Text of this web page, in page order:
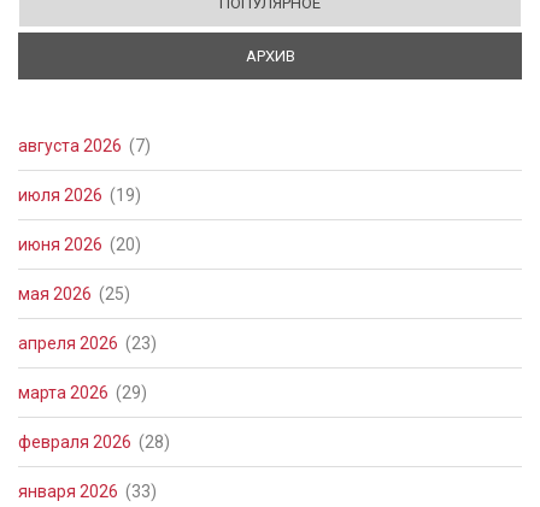
АРХИВ
августа 2026 (7)
июля 2026 (19)
июня 2026 (20)
мая 2026 (25)
апреля 2026 (23)
марта 2026 (29)
февраля 2026 (28)
января 2026 (33)